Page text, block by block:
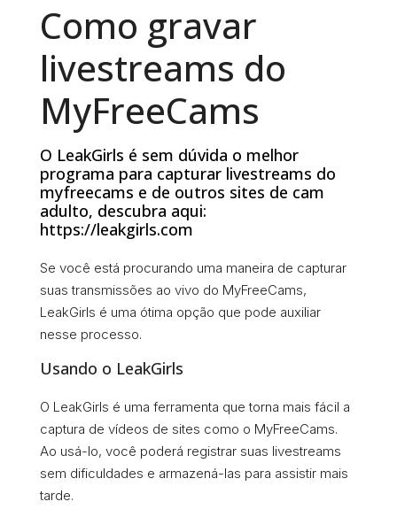
Como gravar
livestreams do
MyFreeCams
O LeakGirls é sem dúvida o melhor
programa para capturar livestreams do
myfreecams e de outros sites de cam
adulto, descubra aqui:
https://leakgirls.com
Se você está procurando uma maneira de capturar
suas transmissões ao vivo do MyFreeCams,
LeakGirls é uma ótima opção que pode auxiliar
nesse processo.
Usando o LeakGirls
O LeakGirls é uma ferramenta que torna mais fácil a
captura de vídeos de sites como o MyFreeCams.
Ao usá-lo, você poderá registrar suas livestreams
sem dificuldades e armazená-las para assistir mais
tarde.